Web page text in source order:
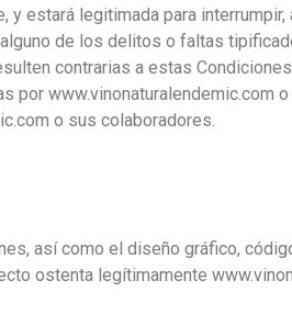
estará legitimada para interrumpir,
de los delitos o faltas
contrarias a estas
por www.vinonaturalendemic.com
o sus colaboradores.
así como el diseño gráfico,
ostenta legítimamente